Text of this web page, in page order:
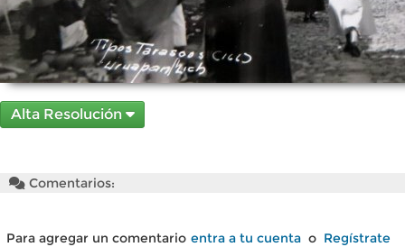
Alta Resolución
Comentarios:
Para agregar un comentario entra a tu cuenta o Regístrate